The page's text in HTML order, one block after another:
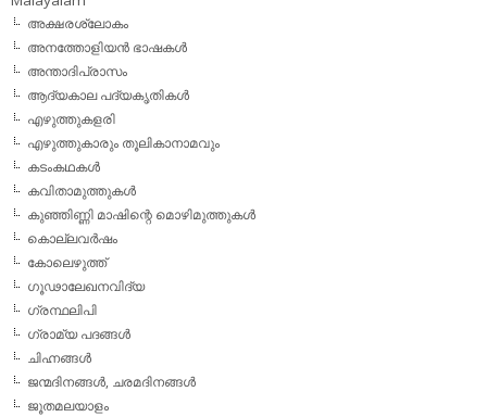
അക്ഷരശ്ലോകം
അനത്തോളിയന്‍ ഭാഷകള്‍
അന്താദിപ്രാസം
ആദ്യകാല പദ്യകൃതികള്‍
എഴുത്തുകളരി
എഴുത്തുകാരും തൂലികാനാമവും
കടംകഥകള്‍
കവിതാമുത്തുകള്‍
കുഞ്ഞിണ്ണി മാഷിന്റെ മൊഴിമുത്തുകള്‍
കൊല്ലവര്‍ഷം
കോലെഴുത്ത്
ഗൂഢാലേഖനവിദ്യ
ഗ്രന്ഥലിപി
ഗ്രാമ്യ പദങ്ങള്‍
ചിഹ്നങ്ങള്‍
ജന്മദിനങ്ങള്‍, ചരമദിനങ്ങള്‍
ജൂതമലയാളം